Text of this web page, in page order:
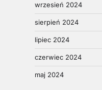
wrzesień 2024
sierpień 2024
lipiec 2024
czerwiec 2024
maj 2024